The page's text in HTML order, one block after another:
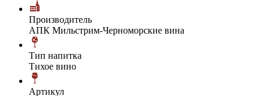
Производитель
АПК Мильстрим-Черноморские вина
Тип напитка
Тихое вино
Артикул